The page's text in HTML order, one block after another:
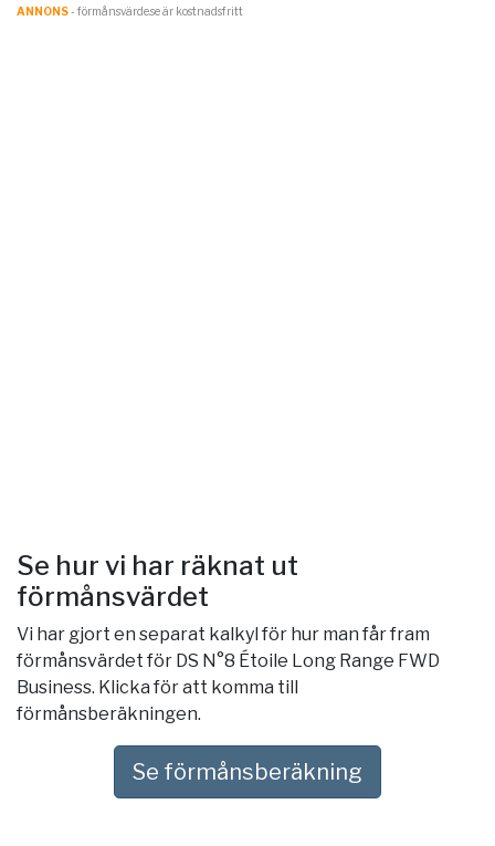
ANNONS- förmånsvärde.se är kostnadsfritt
Se hur vi har räknat ut
förmånsvärdet
Vi har gjort en separat kalkyl för hur man får fram
förmånsvärdet för DS N°8 Étoile Long Range FWD
Business. Klicka för att komma till
förmånsberäkningen.
Se förmånsberäkning